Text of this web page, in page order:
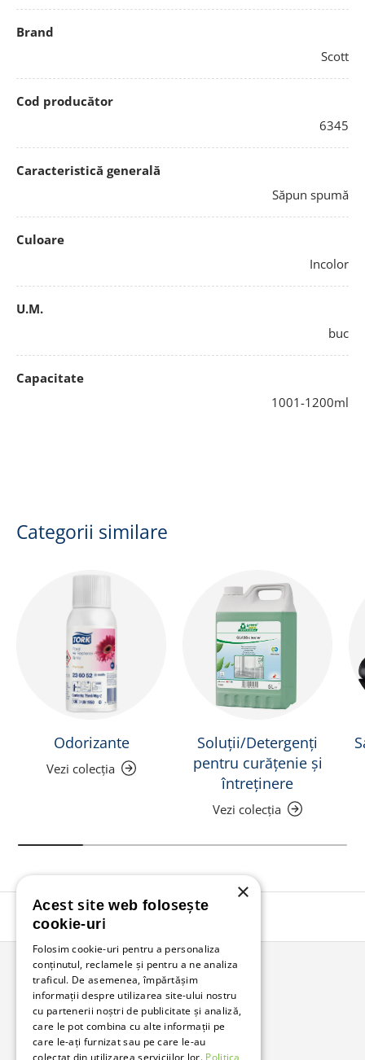
Brand
Scott
Cod producător
6345
Caracteristică generală
Săpun spumă
Culoare
Incolor
U.M.
buc
Capacitate
1001-1200ml
Categorii similare
Odorizante
Vezi colecția
Soluții/Detergenți
pentru curățenie și
întreținere
Vezi colecția
Înapoi în sus
Bunzl Romania
Soluții complete pentru afacerea ta.
×
Acest site web folosește
cookie-uri
Folosim cookie-uri pentru a personaliza
conținutul, reclamele și pentru a ne analiza
traficul. De asemenea, împărtășim
informații despre utilizarea site-ului nostru
cu partenerii noștri de publicitate și analiză,
care le pot combina cu alte informații pe
care le-ați furnizat sau pe care le-au
colectat din utilizarea serviciilor lor. Politica